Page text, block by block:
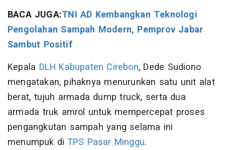
BACA JUGA:TNI AD Kembangkan Teknologi
Pengolahan Sampah Modern, Pemprov Jabar
Sambut Positif
Kepala DLH Kabupaten Cirebon, Dede Sudiono
mengatakan, pihaknya menurunkan satu unit alat
berat, tujuh armada dump truck, serta dua
armada truk amrol untuk mempercepat proses
pengangkutan sampah yang selama ini
menumpuk di TPS Pasar Minggu.